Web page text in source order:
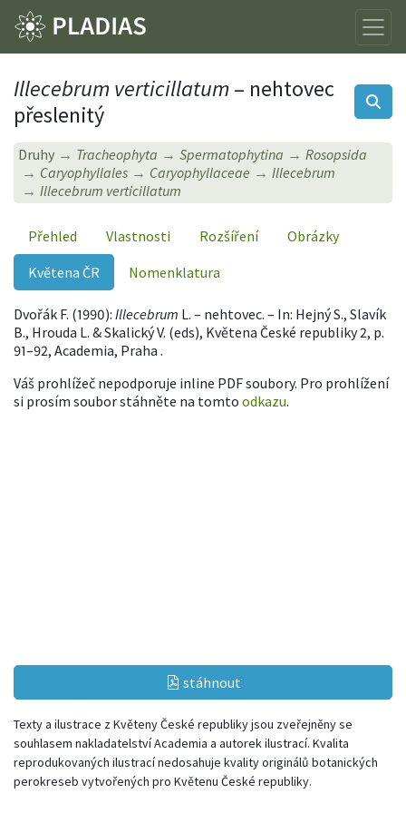
Illecebrum verticillatum – nehtovec
přeslenitý
Druhy Tracheophyta Spermatophytina
Rosopsida
Caryophyllales
Caryophyllaceae
Illecebrum
Illecebrum verticillatum
Přehled Vlastnosti Rozšíření
Obrázky
Květena ČR
Nomenklatura
Dvořák F. (1990): Illecebrum L. – nehtovec. – In: Hejný S., Slavík
B., Hrouda L. & Skalický V. (eds), Květena České republiky 2, p.
91–92, Academia, Praha .
Váš prohlížeč nepodporuje inline PDF soubory. Pro prohlížení
si prosím soubor stáhněte na tomto odkazu.
stáhnout
Texty a ilustrace z Květeny České republiky jsou zveřejněny se
souhlasem nakladatelství Academia a autorek ilustrací. Kvalita
reprodukovaných ilustrací nedosahuje kvality originálů botanických
perokreseb vytvořených pro Květenu České republiky.